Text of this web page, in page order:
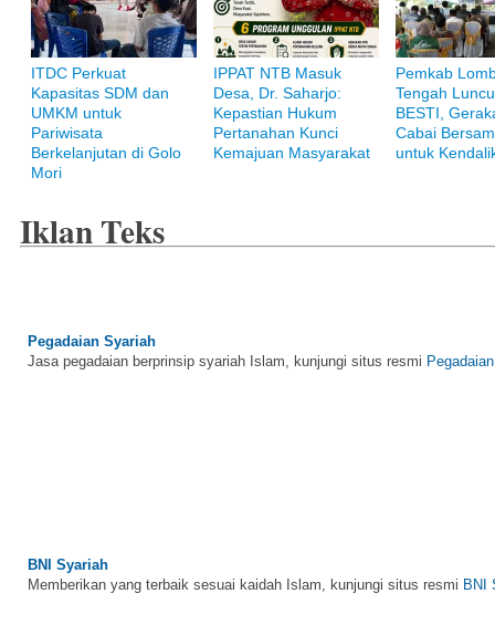
ITDC Perkuat
Kapasitas SDM dan
UMKM untuk
Pariwisata
Berkelanjutan di Golo
Mori
IPPAT NTB Masuk
Desa, Dr. Saharjo:
Kepastian Hukum
Pertanahan Kunci
Kemajuan Masyarakat
Pemkab
Tengah
BESTI,
Cabai
untuk
Iklan Teks
Bank Muamalat
Raih ketenangan dengan akses yang luas di Bank Muamalat